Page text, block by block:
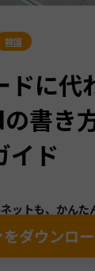
韓国
ドに代
書き
イド
ットも、かんた
をダウンロ